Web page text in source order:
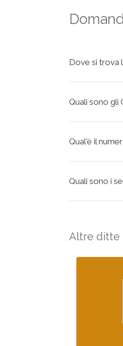
Dove si trova
Quali sono gli
Qual'è il
Quali sono i
Altre ditte